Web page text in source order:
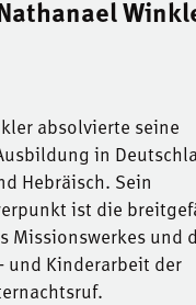
absolvierte seine
in
Hebräisch. Sein
ist die
Missionswerkes und
und Kinderarbeit der